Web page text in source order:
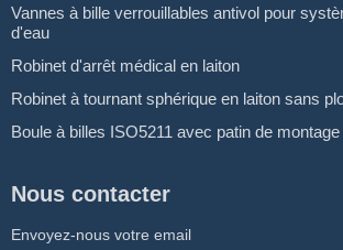
Vannes à bille verrouillables antivol pour
d'eau
Robinet d'arrêt médical en laiton
Robinet à tournant sphérique en laiton sans
Boule à billes ISO5211 avec patin de montage
Nous contacter
Envoyez-nous votre email